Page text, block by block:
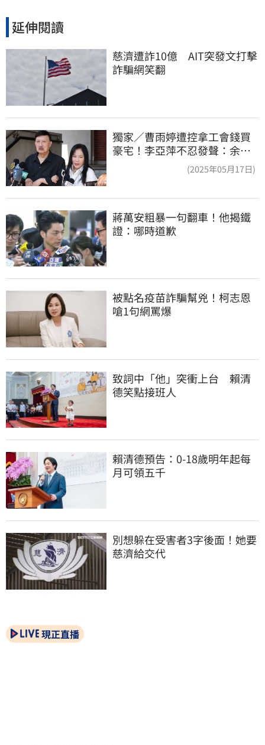
延伸閱讀
慈濟遭詐10億　AIT突發文打擊
詐騙網笑翻
獨家／曹雨婷遭控拿工會錢買
豪宅！李亞萍不忍發聲：余天
(2025年05月17日)
蔣萬安粗暴一句翻車！他揭鐵
證：哪時道歉
被點名疫苗詐騙幫兇！柯志恩
嗆1句網罵爆
致詞中「他」突衝上台　賴清
德笑點接班人
賴清德預告：0-18歲明年起每
月可領五千
別想躲在受害者3字後面！她要
慈濟給交代
現正直播